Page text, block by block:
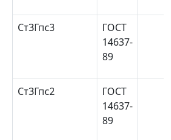
Ст3Гпс3
ГОСТ
14637-
89
Ст3Гпс2
ГОСТ
14637-
89